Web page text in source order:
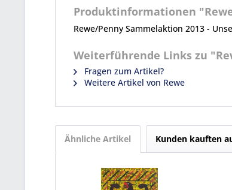
Produktinformationen
Rewe/Penny Sammelaktion 2013 -
Weiterführende Links zu
Fragen zum Artikel?
Weitere Artikel von Rewe
Ähnliche Artikel Kunden kauften